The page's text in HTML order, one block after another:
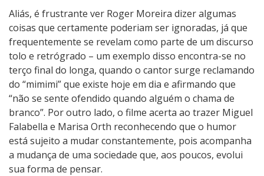
Aliás, é frustrante ver Roger Moreira dizer algumas
coisas que certamente poderiam ser ignoradas, já que
frequentemente se revelam como parte de um discurso
tolo e retrógrado – um exemplo disso encontra-se no
terço final do longa, quando o cantor surge reclamando
do “mimimi” que existe hoje em dia e afirmando que
“não se sente ofendido quando alguém o chama de
branco”. Por outro lado, o filme acerta ao trazer Miguel
Falabella e Marisa Orth reconhecendo que o humor
está sujeito a mudar constantemente, pois acompanha
a mudança de uma sociedade que, aos poucos, evolui
sua forma de pensar.